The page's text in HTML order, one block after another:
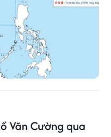
Văn Cường qua